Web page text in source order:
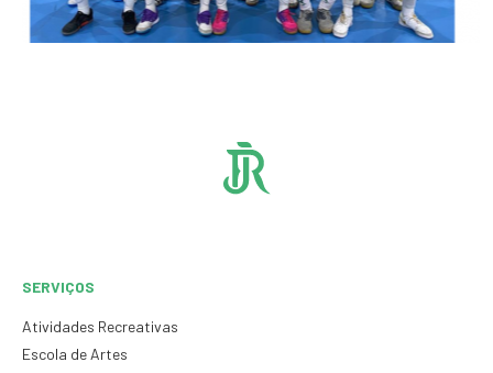
SERVIÇOS
Atividades Recreativas
Escola de Artes